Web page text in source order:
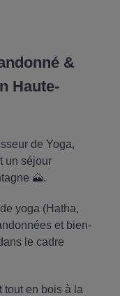
&
Haute-
de Yoga,
un séjour
🗻.
yoga (Hatha,
et bien-
le cadre
en bois à la